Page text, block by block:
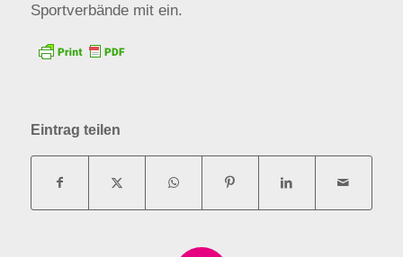
Sportverbände mit ein.
Eintrag teilen